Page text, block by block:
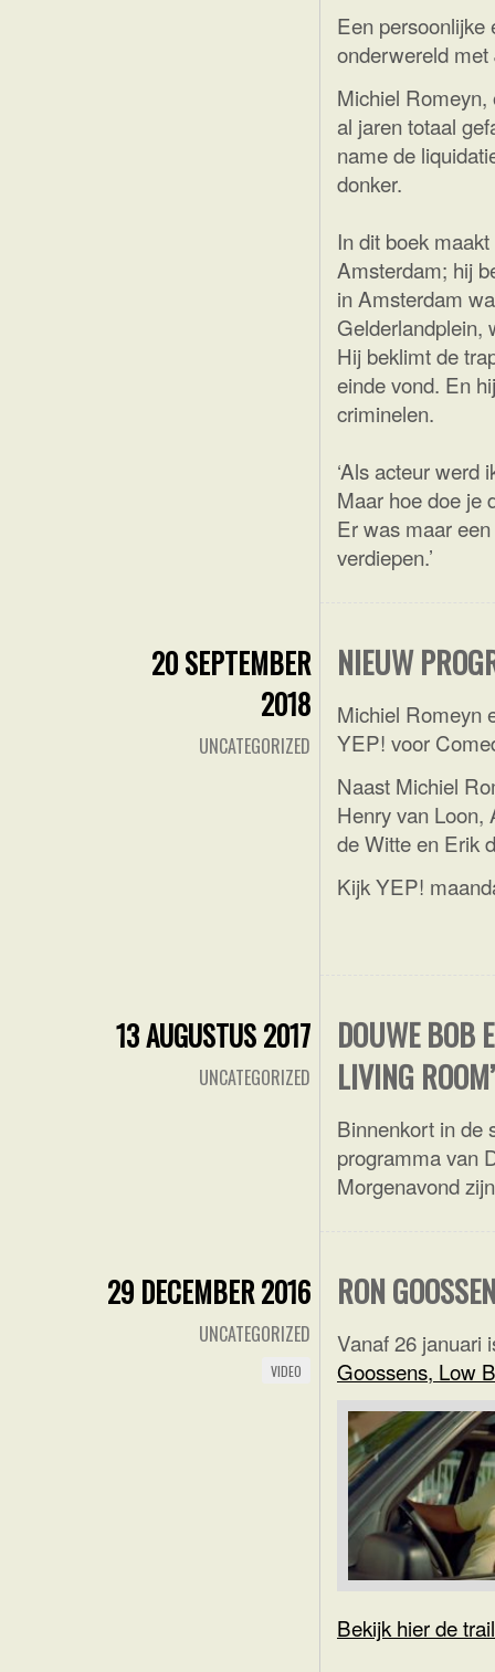
Een persoonlijke
onderwereld
Michiel Romeyn,
al jaren totaal
name de
donker.
In dit boek
Amsterdam; hij
in Amsterdam
Gelderlandplein,
Hij beklimt de
einde vond. En
criminelen.
‘Als acteur werd
Maar hoe doe je
Er was maar
verdiepen.’
20 SEPTEMBER
2018
UNCATEGORIZED
NIEUW
Michiel Romeyn
YEP! voor
Naast Michiel
Henry van Loon,
de Witte en Erik
Kijk YEP!
13 AUGUSTUS 2017
UNCATEGORIZED
DOUWE BOB
LIVING ROOM’
Binnenkort in de
programma van
Morgenavond
29 DECEMBER 2016
UNCATEGORIZED
VIDEO
RON
Vanaf 26 januari
Goossens, Low
Bekijk hier de